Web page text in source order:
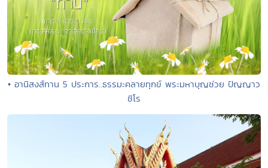
• อานิสงส์ทาน 5 ประการ..ธรรมะคลายทุกข์ พระมหาบุญช่วย ปัญญาว
ชิโร